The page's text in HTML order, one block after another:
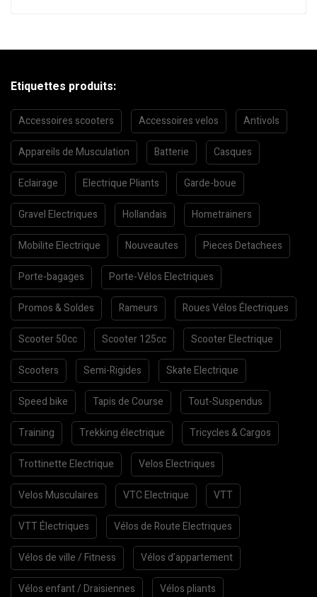
Etiquettes produits:
Accessoires scooters Accessoires velos Antivols
Appareils de Musculation Batterie Casques
Eclairage Electrique Pliants Garde-boue
Gravel Electriques Hollandais Hometrainers
Mobilite Electrique Nouveautes Pieces Detachees
Porte-bagages Porte-Vélos Electriques
Promos & Soldes Rameurs Roues Vélos Électriques
Scooter 50cc Scooter 125cc Scooter Electrique
Scooters Semi-Rigides Skate Electrique
Speed bike Tapis de Course Tout-Suspendus
Training Trekking électrique Tricycles & Cargos
Trottinette Electrique Velos Electriques
Velos Musculaires VTC Electrique VTT
VTT Électriques Vélos de Route Electriques
Vélos de ville / Fitness Vélos d’appartement
Vélos enfant / Draisiennes Vélos pliants